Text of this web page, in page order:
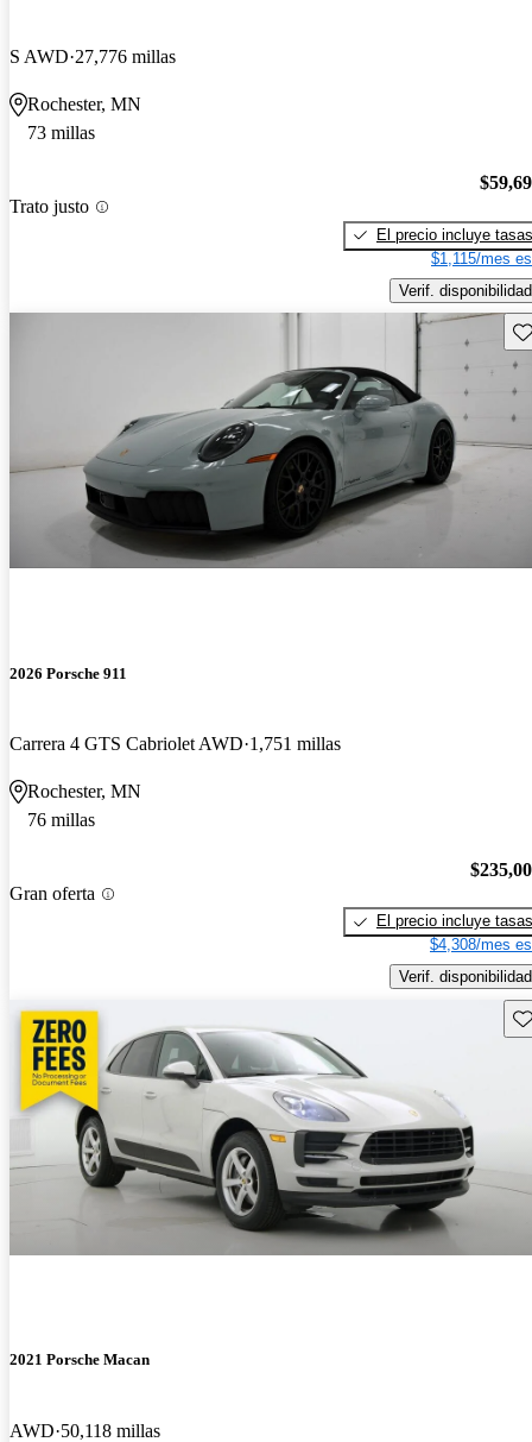
S AWD 27,776 millas
Rochester, MN
73 millas
Trato justo
El precio incluye tasas
$1,115/mes
Verif. disponibilidad
2026 Porsche 911
Carrera 4 GTS Cabriolet AWD 1,751 millas
Rochester, MN
76 millas
Gran oferta
El precio incluye tasas
$4,308/mes
Verif. disponibilidad
2021 Porsche Macan
AWD 50,118 millas